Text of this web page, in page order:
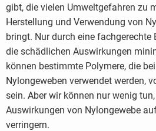
gibt, die vielen Umweltgefahren zu
Herstellung und Verwendung von
bringt. Nur durch eine fachgerechte
die schädlichen Auswirkungen
können bestimmte Polymere, die
Nylongeweben verwendet werden,
sein. Aber wir können nur wenig
Auswirkungen von Nylongewebe
verringern.